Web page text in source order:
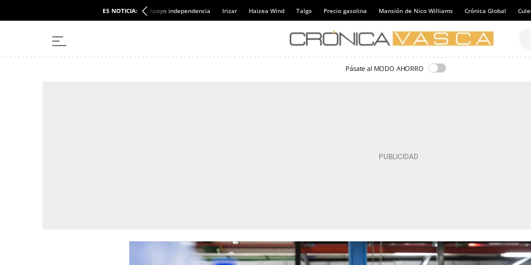
ES NOTICIA: Apoyo independencia Irizar Haizea Wind Talgo Precio gasolina Mansión de Nico Williams Crónica Global
Pásate al MODO AHORRO